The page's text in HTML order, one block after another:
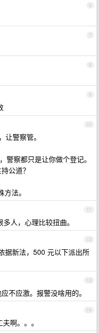
6
7
8
9
10
让警察管。
警察都只是让你做个登记。
公道？
法。
11
人，心理比较扭曲。
12
据新法，500 元以下派出所
13
不应激。报警没啥用的。
14
啊。。。